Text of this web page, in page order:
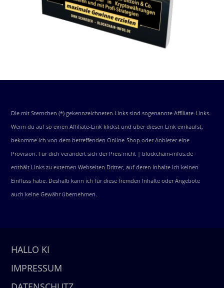
Die mit Sternchen (*) gekennzeichneten Links sind sogenannte Affiliate-Links.
Wenn du auf so einen Affiliate-Link klickst und über diesen Link einkaufst,
bekomme ich von dem betreffenden Online-Shop oder Anbieter eine
Provision. Für dich verändert sich der Preis nicht | blockchain-infos.de
enthält Links zu externen Webseiten Dritter, auf deren Inhalte ich keinen
Einfluss habe. Deshalb kann ich für diese fremden Inhalte oder Angebote
auch keine Gewähr übernehmen.
HALLO KI
IMPRESSUM